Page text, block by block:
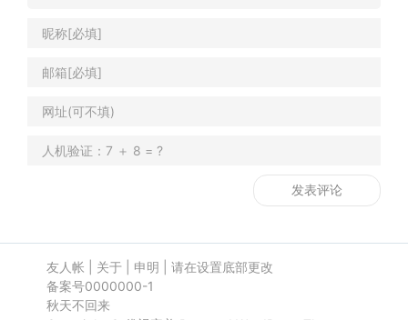
友人帐 关于| 申明
请在设置底部更改
备案号0000000-1
秋天不回来